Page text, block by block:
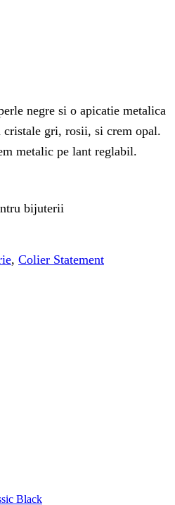
negre si o apicatie metalica
cristale gri, rosii, si crem opal.
metalic pe lant reglabil.
bijuterii
, Colier Statement